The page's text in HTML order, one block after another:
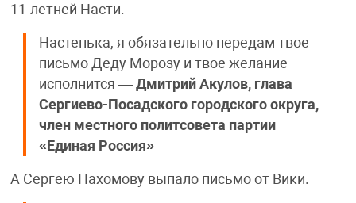
11-летней Насти.
Настенька, я обязательно передам твое
письмо Деду Морозу и твое желание
исполнится — Дмитрий Акулов, глава
Сергиево-Посадского городского округа,
член местного политсовета партии
«Единая Россия»
А Сергею Пахомову выпало письмо от Вики.